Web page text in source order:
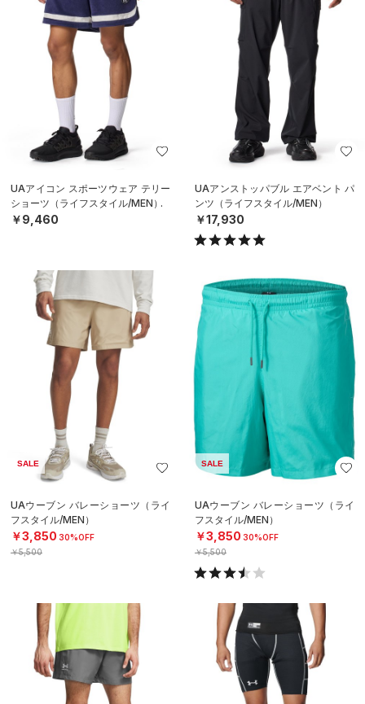
UAアイコン スポーツウェア テリー
ショーツ（ライフスタイル/MEN）
￥9,460
UAアンストッパブル エアベント パ
ンツ（ライフスタイル/MEN）
￥17,930
SALE
UAウーブン バレーショーツ（ライ
フスタイル/MEN）
￥3,850 30%OFF
￥5,500
SALE
UAウーブン バレーショーツ（ライ
フスタイル/MEN）
￥3,850 30%OFF
￥5,500